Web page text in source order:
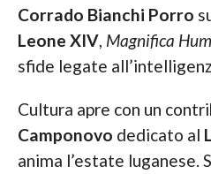
Corrado Bianchi Porro
Leone XIV, Magnifica
sfide legate
Cultura apre con un
Camponovo dedicato al
anima l’estate luganese.